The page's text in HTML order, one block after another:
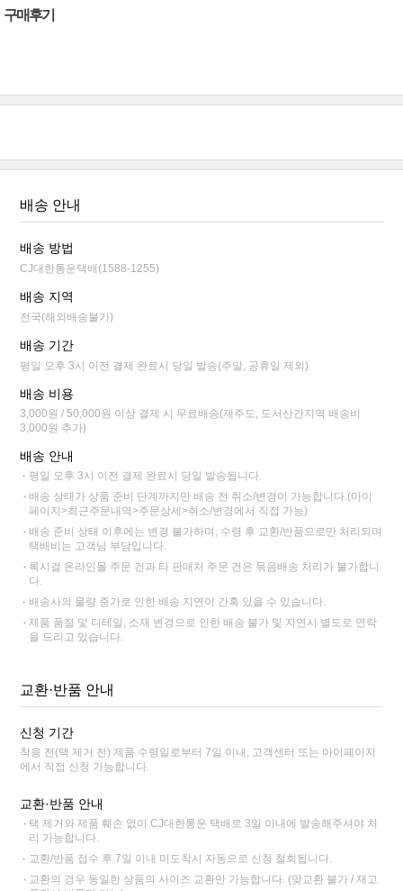
구매후기
배송 안내
배송 방법
CJ대한통운택배(1588-1255)
배송 지역
전국(해외배송불가)
배송 기간
평일 오후 3시 이전 결제 완료시 당일 발송(주말, 공휴일 제외)
배송 비용
3,000원 / 50,000원 이상 결제 시 무료배송(제주도, 도서산간지역 배송비
3,000원 추가)
배송 안내
평일 오후 3시 이전 결제 완료시 당일 발송됩니다.
배송 상태가 상품 준비 단계까지만 배송 전 취소/변경이 가능합니다.(마이
페이지>최근주문내역>주문상세>취소/변경에서 직접 가능)
배송 준비 상태 이후에는 변경 불가하며, 수령 후 교환/반품으로만 처리되며
택배비는 고객님 부담입니다.
록시걸 온라인몰 주문 건과 타 판매처 주문 건은 묶음배송 처리가 불가합니
다.
배송사의 물량 증가로 인한 배송 지연이 간혹 있을 수 있습니다.
제품 품절 및 디테일, 소재 변경으로 인한 배송 불가 및 지연시 별도로 연락
을 드리고 있습니다.
교환·반품 안내
신청 기간
착용 전(택 제거 전) 제품 수령일로부터 7일 이내, 고객센터 또는 마이페이지
에서 직접 신청 가능합니다.
교환·반품 안내
택 제거와 제품 훼손 없이 CJ대한통운 택배로 3일 이내에 발송해주셔야 처
리 가능합니다.
교환/반품 접수 후 7일 이내 미도착시 자동으로 신청 철회됩니다.
교환의 경우 동일한 상품의 사이즈 교환만 가능합니다. (맞교환 불가 / 재고